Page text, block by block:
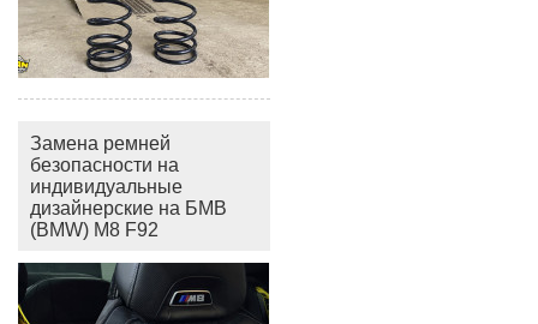
Замена ремней
безопасности на
индивидуальные
дизайнерские на БМВ
(BMW) M8 F92